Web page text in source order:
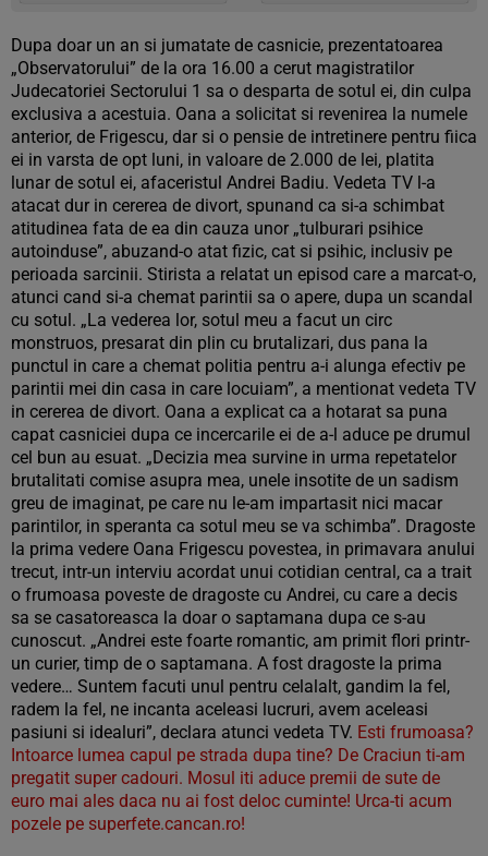
Dupa doar un an si jumatate de casnicie, prezentatoarea
„Observatorului” de la ora 16.00 a cerut magistratilor
Judecatoriei Sectorului 1 sa o desparta de sotul ei, din culpa
exclusiva a acestuia. Oana a solicitat si revenirea la numele
anterior, de Frigescu, dar si o pensie de intretinere pentru fiica
ei in varsta de opt luni, in valoare de 2.000 de lei, platita
lunar de sotul ei, afaceristul Andrei Badiu. Vedeta TV l-a
atacat dur in cererea de divort, spunand ca si-a schimbat
atitudinea fata de ea din cauza unor „tulburari psihice
autoinduse”, abuzand-o atat fizic, cat si psihic, inclusiv pe
perioada sarcinii. Stirista a relatat un episod care a marcat-o,
atunci cand si-a chemat parintii sa o apere, dupa un scandal
cu sotul. „La vederea lor, sotul meu a facut un circ
monstruos, presarat din plin cu brutalizari, dus pana la
punctul in care a chemat politia pentru a-i alunga efectiv pe
parintii mei din casa in care locuiam”, a mentionat vedeta TV
in cererea de divort. Oana a explicat ca a hotarat sa puna
capat casniciei dupa ce incercarile ei de a-l aduce pe drumul
cel bun au esuat. „Decizia mea survine in urma repetatelor
brutalitati comise asupra mea, unele insotite de un sadism
greu de imaginat, pe care nu le-am impartasit nici macar
parintilor, in speranta ca sotul meu se va schimba”. Dragoste
la prima vedere Oana Frigescu povestea, in primavara anului
trecut, intr-un interviu acordat unui cotidian central, ca a trait
o frumoasa poveste de dragoste cu Andrei, cu care a decis
sa se casatoreasca la doar o saptamana dupa ce s-au
cunoscut. „Andrei este foarte romantic, am primit flori printr-
un curier, timp de o saptamana. A fost dragoste la prima
vedere… Suntem facuti unul pentru celalalt, gandim la fel,
radem la fel, ne incanta aceleasi lucruri, avem aceleasi
pasiuni si idealuri”, declara atunci vedeta TV. Esti frumoasa?
Intoarce lumea capul pe strada dupa tine? De Craciun ti-am
pregatit super cadouri. Mosul iti aduce premii de sute de
euro mai ales daca nu ai fost deloc cuminte! Urca-ti acum
pozele pe superfete.cancan.ro!